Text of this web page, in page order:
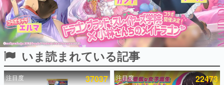
ピックアップ
いま読まれている記事
注目度 37037 注目度 22473